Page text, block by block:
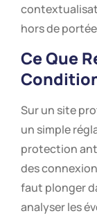
hors de
Ce Que
Sur un site
un simple
protection
des
faut plonger
analyser les